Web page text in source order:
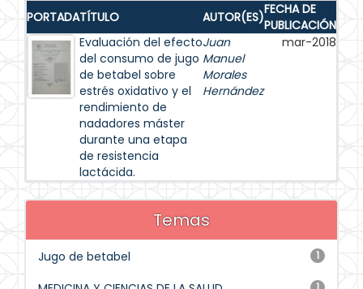
PORTADATÍTULO AUTOR(ES)FECHA DE
PUBLICACIÓN
Evaluación del efecto
del consumo de jugo
de betabel sobre
estrés oxidativo y el
rendimiento de
nadadores máster
durante una etapa
de resistencia
lactácida.
Juan
Manuel
Morales
Hernández
mar-2018
Temas
1
Jugo de betabel